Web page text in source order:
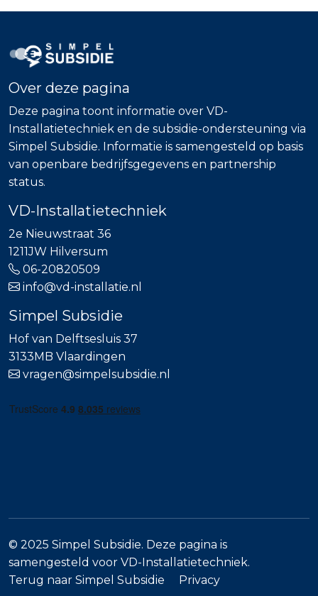
Over deze pagina
Deze pagina toont informatie over VD-
Installatietechniek en de subsidie-ondersteuning via
Simpel Subsidie. Informatie is samengesteld op basis
van openbare bedrijfsgegevens en partnership
status.
VD-Installatietechniek
2e Nieuwstraat 36
1211JW Hilversum
06-20820509
info@vd-installatie.nl
Simpel Subsidie
Hof van Delftsesluis 37
3133MB Vlaardingen
vragen@simpelsubsidie.nl
© 2025 Simpel Subsidie. Deze pagina is
samengesteld voor VD-Installatietechniek.
Terug naar Simpel Subsidie
Privacy